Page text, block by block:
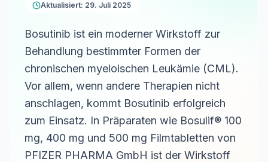
Aktualisiert: 29. Juli 2025
Bosutinib ist ein moderner Wirkstoff zur
Behandlung bestimmter Formen der
chronischen myeloischen Leukämie (CML).
Vor allem, wenn andere Therapien nicht
anschlagen, kommt Bosutinib erfolgreich
zum Einsatz. In Präparaten wie Bosulif® 100
mg, 400 mg und 500 mg Filmtabletten von
PFIZER PHARMA GmbH ist der Wirkstoff